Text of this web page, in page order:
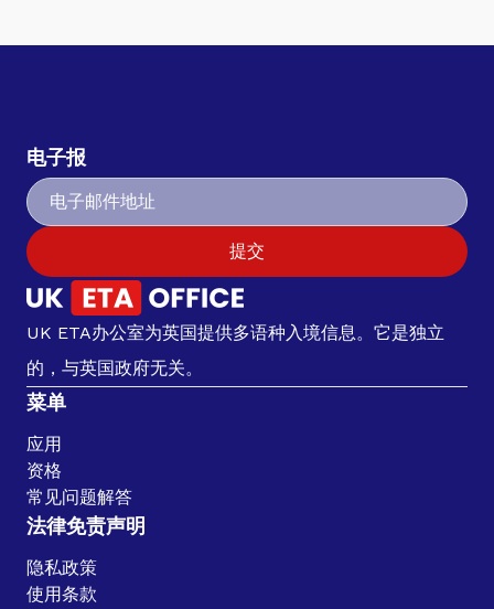
电子报
提交
UK ETA办公室为英国提供多语种入境信息。它是独立
的，与英国政府无关。
菜单
应用
资格
常见问题解答
法律免责声明
隐私政策
使用条款